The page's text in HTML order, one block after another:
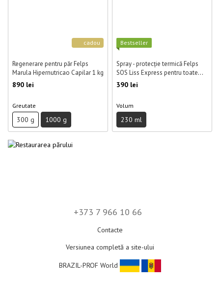
cadou
Regenerare pentru păr Felps
Marula Hipernutricao Capilar 1 kg
890 lei
Greutate
300 g 1000 g
Best­seller
Spray - protecție termică Felps
SOS Liss Express pentru toate
tipurile de păr 230 ml
390 lei
Volum
230 ml
+373 7 966 10 66
Contacte
Versiunea completă a site-ului
BRAZIL-PROF World